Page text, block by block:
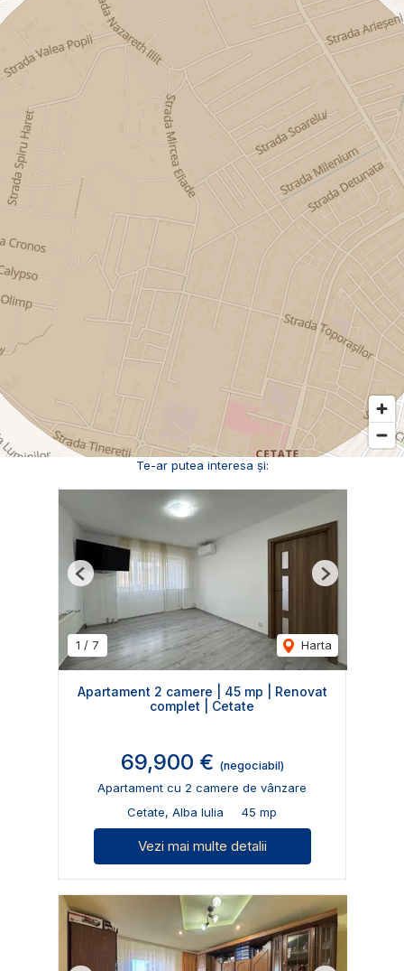
Te-ar putea interesa și:
1 / 7 Harta
Previous Next
Apartament 2 camere | 45 mp | Renovat
complet | Cetate
69,900 € (negociabil)
Apartament cu 2 camere de vânzare
Cetate, Alba Iulia
45 mp
Vezi mai multe detalii